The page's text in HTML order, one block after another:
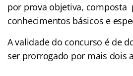
por prova objetiva, composta
conhecimentos básicos e
A validade do concurso é de
ser prorrogado por mais dois